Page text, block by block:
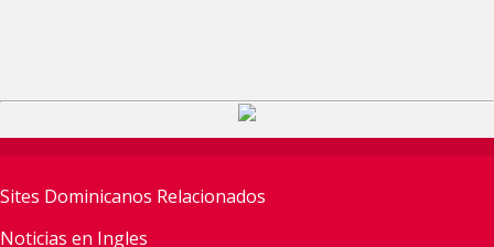
Sites Dominicanos Relacionados
Noticias en Ingles